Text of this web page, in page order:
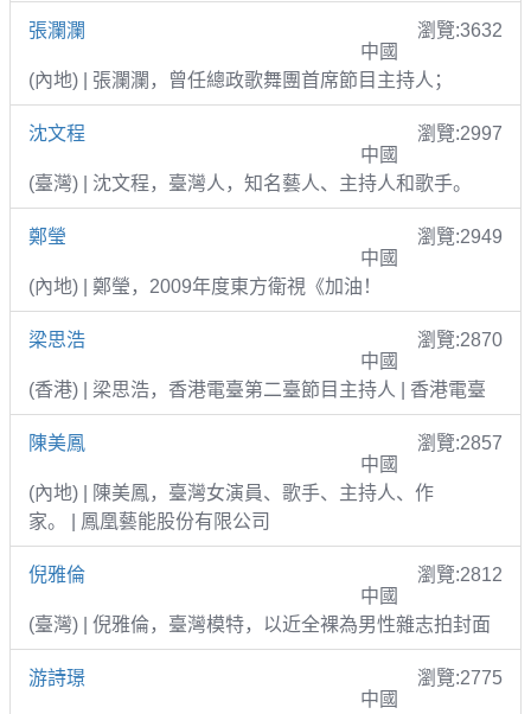
張瀾瀾
瀏覽:3632
中國
(內地) | 張瀾瀾，曾任總政歌舞團首席節目主持人；
沈文程
瀏覽:2997
中國
(臺灣) | 沈文程，臺灣人，知名藝人、主持人和歌手。
鄭瑩
瀏覽:2949
中國
(內地) | 鄭瑩，2009年度東方衛視《加油！
梁思浩
瀏覽:2870
中國
(香港) | 梁思浩，香港電臺第二臺節目主持人 | 香港電臺
陳美鳳
瀏覽:2857
中國
(內地) | 陳美鳳，臺灣女演員、歌手、主持人、作
家。 | 鳳凰藝能股份有限公司
倪雅倫
瀏覽:2812
中國
(臺灣) | 倪雅倫，臺灣模特，以近全裸為男性雜志拍封面
游詩璟
瀏覽:2775
中國